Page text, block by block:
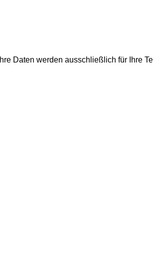
Ihre Daten werden ausschließlich für Ihre